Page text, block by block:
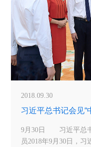
2018.09.30
习近平总书记会见“
9月30日 习近平总书
员2018年9月30日，习